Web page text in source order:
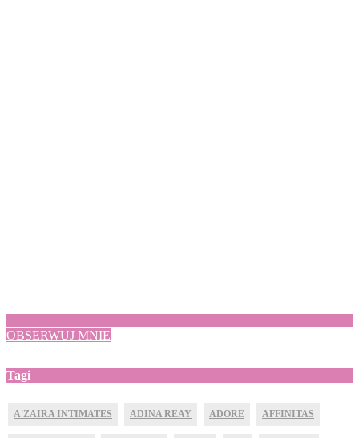
OBSERWUJ MNIE
Tagi
A'ZAIRA INTIMATES ADINA REAY ADORE AFFINITAS